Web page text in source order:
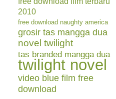
2010
free download naughty america
grosir tas mangga dua
novel twilight
tas branded mangga dua
twilight novel
video blue film free
download